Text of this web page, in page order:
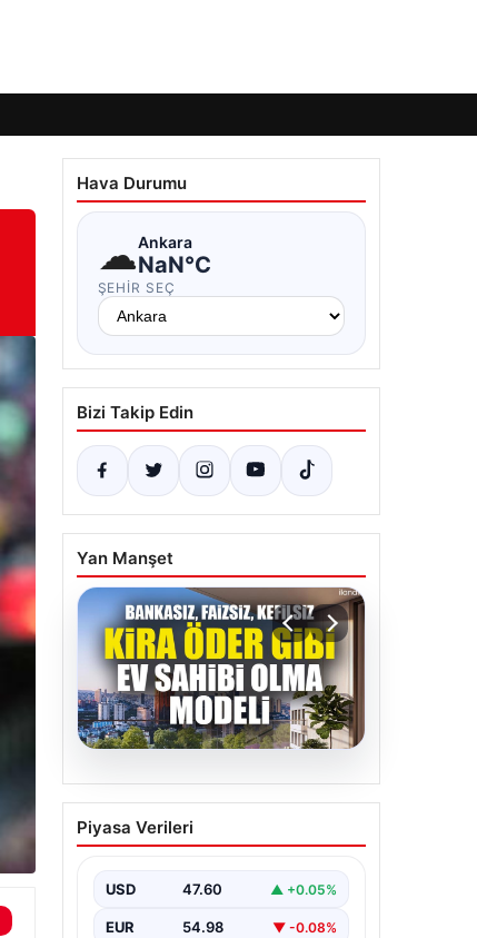
Hava Durumu
☁Ankara
NaN°C
ŞEHIR SEÇ
Bizi Takip Edin
Yan Manşet
05.08.2026
DAP Yapı’dan bir ilk!
Emlak Konut güvencesi
kendini ödeyen ev
modeli
Piyasa Verileri
USD 47.60 ▲ +0.05%
EUR 54.98 ▼ -0.08%